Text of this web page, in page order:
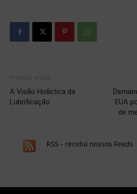
A Visão Holística da
Lubrificação
EUA
de
RSS - receba nossos Feeds